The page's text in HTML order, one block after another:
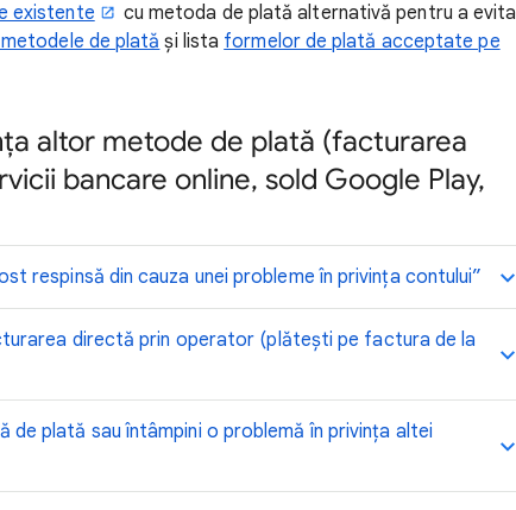
existente
cu metoda de plată alternativă pentru a evita
de plată și lista formelor de plată acceptate pe
altor metode de plată (facturarea
bancare online, sold Google Play,
respinsă din cauza unei probleme în privința contului”
directă prin operator (plătești pe factura de la
de plată sau întâmpini o problemă în privința altei